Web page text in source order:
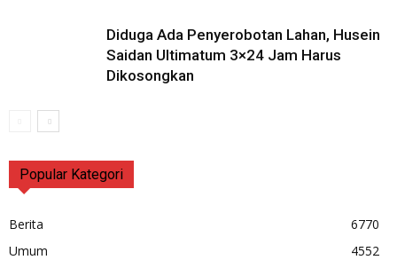
Diduga Ada Penyerobotan Lahan, Husein
Saidan Ultimatum 3×24 Jam Harus
Dikosongkan
Popular Kategori
Berita
6770
Umum
4552